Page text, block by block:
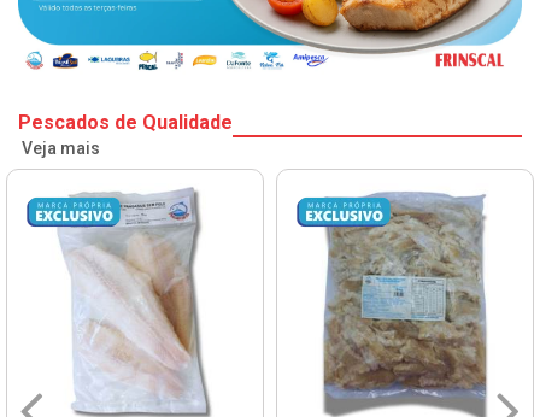
Pescados de Qualidade
Veja mais